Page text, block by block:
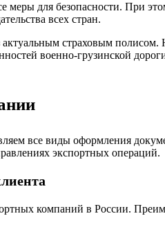
для безопасности. При
всех стран.
страховым
военно-грузинской
все виды оформления
экспортных операций.
компаний в России.